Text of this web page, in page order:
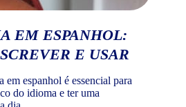
EM ESPANHOL:
E USAR
em espanhol é essencial para
do idioma e ter uma